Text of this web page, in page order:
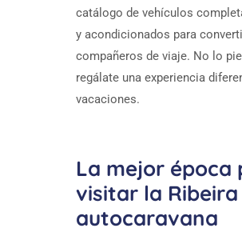
catálogo de vehículos
y acondicionados para
compañeros de viaje. No lo
regálate una experiencia
vacaciones.
La mejor época
visitar la Ribeira
autocaravana